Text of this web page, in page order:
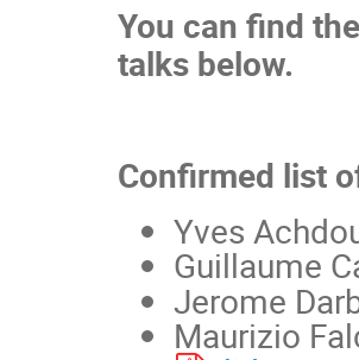
You can find
talks below.
Confirmed list
Yves
Guillaume
Jerome
Maurizio